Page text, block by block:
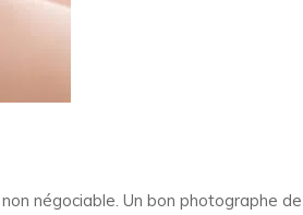
négociable. Un bon photographe